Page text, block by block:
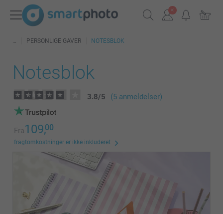
PERSONLIGE GAVER NOTESBLOK
Notesblok
3.8/5 (5 anmeldelser)
Fra109,00
fragtomkostninger er ikke inkluderet